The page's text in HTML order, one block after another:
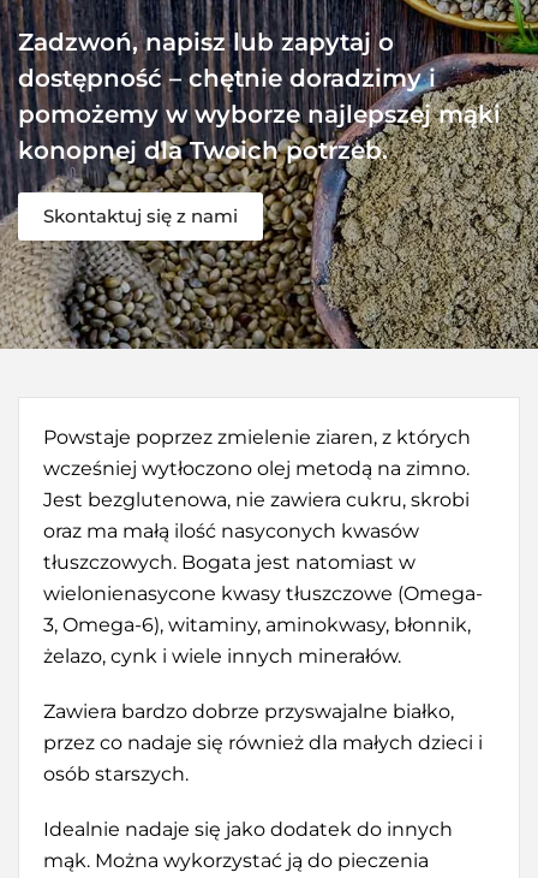
Zadzwoń, napisz lub zapytaj o
dostępność – chętnie doradzimy i
pomożemy w wyborze najlepszej mąki
konopnej dla Twoich potrzeb.
Skontaktuj się z nami
Powstaje poprzez zmielenie ziaren, z których
wcześniej wytłoczono olej metodą na zimno.
Jest bezglutenowa, nie zawiera cukru, skrobi
oraz ma małą ilość nasyconych kwasów
tłuszczowych. Bogata jest natomiast w
wielonienasycone kwasy tłuszczowe (Omega-
3, Omega-6), witaminy, aminokwasy, błonnik,
żelazo, cynk i wiele innych minerałów.
Zawiera bardzo dobrze przyswajalne białko,
przez co nadaje się również dla małych dzieci i
osób starszych.
Idealnie nadaje się jako dodatek do innych
mąk. Można wykorzystać ją do pieczenia